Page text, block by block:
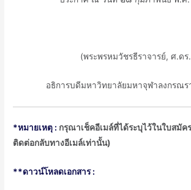
(พระพรหมวัชรธีราจารย์, ศ.ดร
อธิการบดีมหาวิทยาลัยมหาจุฬาลงกรณร
*หมายเหตุ : กรุณาเช็คอีเมล์ที่ได้ระบุไว้ในใบสมัค
ติดต่อกลับทางอีเมล์เท่านั้น)
**ดาวน์โหลดเอกสาร :